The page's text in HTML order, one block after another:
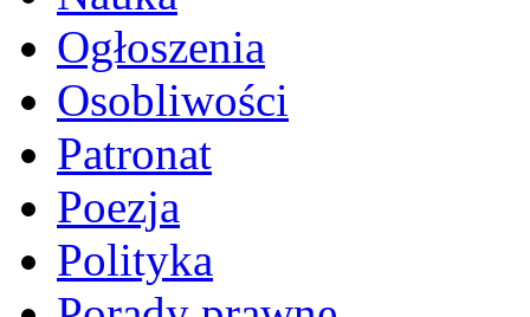
Ogłoszenia
Osobliwości
Patronat
Poezja
Polityka